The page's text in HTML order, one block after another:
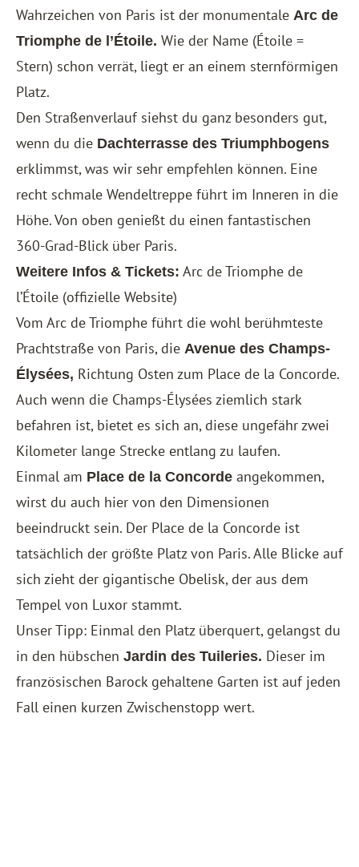
Wahrzeichen von Paris ist der monumentale Arc de
Triomphe de l’Étoile. Wie der Name (Étoile =
Stern) schon verrät, liegt er an einem sternförmigen
Platz.
Den Straßenverlauf siehst du ganz besonders gut,
wenn du die Dachterrasse des Triumphbogens
erklimmst, was wir sehr empfehlen können. Eine
recht schmale Wendeltreppe führt im Inneren in die
Höhe. Von oben genießt du einen fantastischen
360-Grad-Blick über Paris.
Weitere Infos & Tickets: Arc de Triomphe de
l’Étoile (offizielle Website)
Vom Arc de Triomphe führt die wohl berühmteste
Prachtstraße von Paris, die Avenue des Champs-
Élysées, Richtung Osten zum Place de la Concorde.
Auch wenn die Champs-Élysées ziemlich stark
befahren ist, bietet es sich an, diese ungefähr zwei
Kilometer lange Strecke entlang zu laufen.
Einmal am Place de la Concorde angekommen,
wirst du auch hier von den Dimensionen
beeindruckt sein. Der Place de la Concorde ist
tatsächlich der größte Platz von Paris. Alle Blicke auf
sich zieht der gigantische Obelisk, der aus dem
Tempel von Luxor stammt.
Unser Tipp: Einmal den Platz überquert, gelangst du
in den hübschen Jardin des Tuileries. Dieser im
französischen Barock gehaltene Garten ist auf jeden
Fall einen kurzen Zwischenstopp wert.